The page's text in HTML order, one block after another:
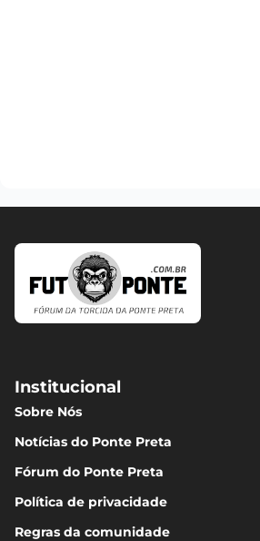
Institucional
Sobre Nós
Notícias do Ponte Preta
Fórum do Ponte Preta
Política de privacidade
Regras da comunidade